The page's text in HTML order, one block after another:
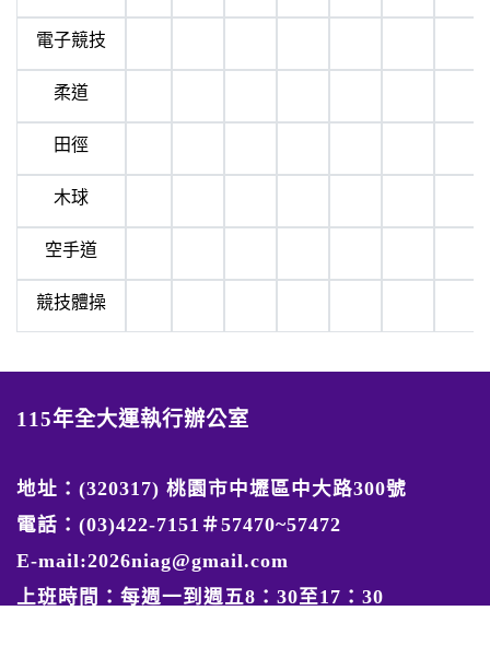
電子競技
柔道
田徑
木球
空手道
競技體操
115年全大運執行辦公室
地址：(320317) 桃園市中壢區中大路300號
電話：(03)422-7151＃57470~57472
E-mail:2026niag@gmail.com
上班時間：每週一到週五8：30至17：30